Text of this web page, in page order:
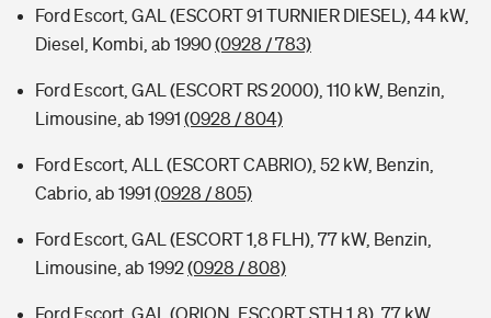
Ford Escort, GAL (ESCORT 91 TURNIER DIESEL), 44 kW,
Diesel, Kombi, ab 1990(0928 / 783)
Ford Escort, GAL (ESCORT RS 2000), 110 kW, Benzin,
Limousine, ab 1991 (0928 / 804)
Ford Escort, ALL (ESCORT CABRIO), 52 kW, Benzin,
Cabrio, ab 1991 (0928 / 805)
Ford Escort, GAL (ESCORT 1,8 FLH), 77 kW, Benzin,
Limousine, ab 1992(0928 / 808)
Ford Escort, GAL (ORION, ESCORT STH 1.8), 77 kW,